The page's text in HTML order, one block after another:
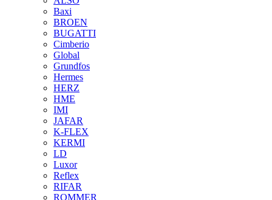
Baxi
BROEN
BUGATTI
Cimberio
Global
Grundfos
Hermes
HERZ
HME
IMI
JAFAR
K-FLEX
KERMI
LD
Luxor
Reflex
RIFAR
ROMMER